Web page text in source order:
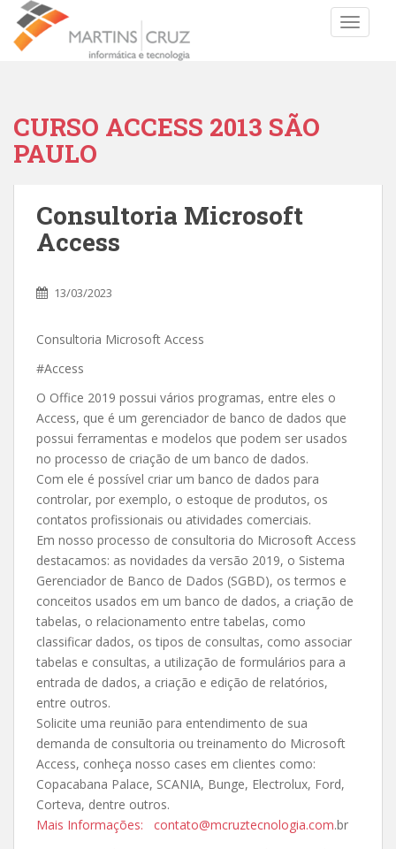
CURSO ACCESS 2013 SÃO
PAULO
Consultoria Microsoft
Access
13/03/2023
Consultoria Microsoft Access
#Access
O Office 2019 possui vários programas, entre eles o
Access, que é um gerenciador de banco de dados que
possui ferramentas e modelos que podem ser usados
no processo de criação de um banco de dados.
Com ele é possível criar um banco de dados para
controlar, por exemplo, o estoque de produtos, os
contatos profissionais ou atividades comerciais.
Em nosso processo de consultoria do Microsoft Access
destacamos: as novidades da versão 2019, o Sistema
Gerenciador de Banco de Dados (SGBD), os termos e
conceitos usados em um banco de dados, a criação de
tabelas, o relacionamento entre tabelas, como
classificar dados, os tipos de consultas, como associar
tabelas e consultas, a utilização de formulários para a
entrada de dados, a criação e edição de relatórios,
entre outros.
Solicite uma reunião para entendimento de sua
demanda de consultoria ou treinamento do Microsoft
Access, conheça nosso cases em clientes como:
Copacabana Palace, SCANIA, Bunge, Electrolux, Ford,
Corteva, dentre outros.
Mais Informações: contato@mcruztecnologia.com.br